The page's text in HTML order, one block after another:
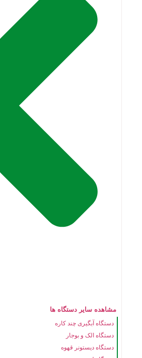
مشاهده سایر دستگاه ها
دستگاه آبگیری چند کاره
دستگاه الک و بوجار
دستگاه دیستونر قهوه